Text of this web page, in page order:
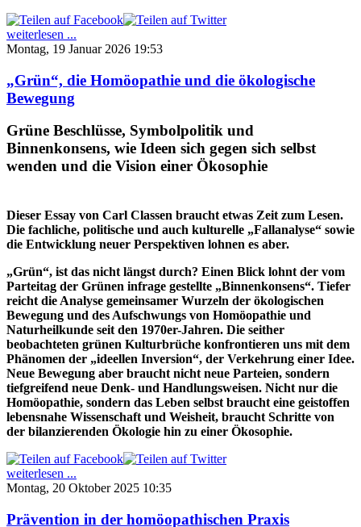
weiterlesen ...
Montag, 19 Januar 2026 19:53
„Grün“, die Homöopathie und die ökologische
Bewegung
Grüne Beschlüsse, Symbolpolitik und
Binnenkonsens, wie Ideen sich gegen sich selbst
wenden und die Vision einer Ökosophie
Dieser Essay von Carl Classen braucht etwas Zeit zum Lesen.
Die fachliche, politische und auch kulturelle „Fallanalyse“ sowie
die Entwicklung neuer Perspektiven lohnen es aber.
„Grün“, ist das nicht längst durch? Einen Blick lohnt der vom
Parteitag der Grünen infrage gestellte „Binnenkonsens“. Tiefer
reicht die Analyse gemeinsamer Wurzeln der ökologischen
Bewegung und des Aufschwungs von Homöopathie und
Naturheilkunde seit den 1970er-Jahren. Die seither
beobachteten grünen Kulturbrüche konfrontieren uns mit dem
Phänomen der „ideellen Inversion“, der Verkehrung einer Idee.
Neue Bewegung aber braucht nicht neue Parteien, sondern
tiefgreifend neue Denk- und Handlungsweisen. Nicht nur die
Homöopathie, sondern das Leben selbst braucht eine geistoffen
lebensnahe Wissenschaft und Weisheit, braucht Schritte von
der bilanzierenden Ökologie hin zu einer Ökosophie.
weiterlesen ...
Montag, 20 Oktober 2025 10:35
Prävention in der homöopathischen Praxis